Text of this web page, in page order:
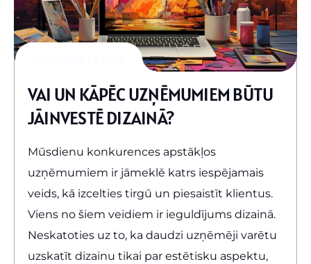
VAI UN KĀPĒC UZŅĒMUMIEM BŪTU
JĀINVESTĒ DIZAINĀ?
Mūsdienu konkurences apstākļos
uzņēmumiem ir jāmeklē katrs iespējamais
veids, kā izcelties tirgū un piesaistīt klientus.
Viens no šiem veidiem ir ieguldījums dizainā.
Neskatoties uz to, ka daudzi uzņēmēji varētu
uzskatīt dizainu tikai par estētisku aspektu,